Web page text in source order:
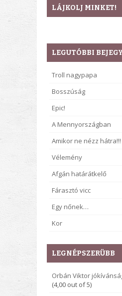
LÁJKOLJ MINKET!
LEGUTÓBBI
Troll nagypapa
Bosszúság
Epic!
A Mennyországban
Amikor ne nézz hátra!!!
Vélemény
Afgán határátkelő
Fárasztó vicc
Egy nőnek…
Kor
LEGNÉPSZERÜBB
Orbán Viktor
(4,00 out of 5)